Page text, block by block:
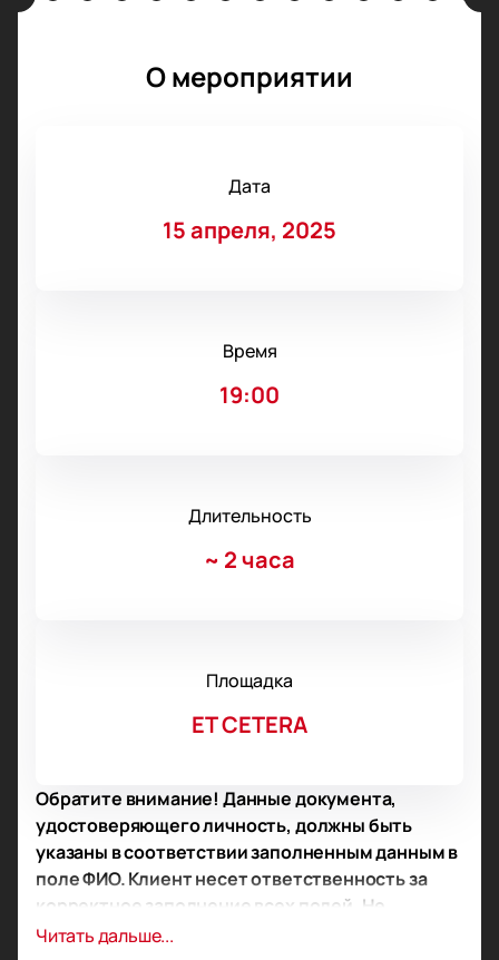
О мероприятии
Дата
15 апреля, 2025
Время
19:00
Длительность
~ 2 часа
Площадка
ET CETERA
Обратите внимание! Данные документа,
удостоверяющего личность, должны быть
указаны в соответствии заполненным данным в
поле ФИО. Клиент несет ответственность за
корректное заполнение всех полей. Не
забудьте взять документ с собой!
Читать дальше...